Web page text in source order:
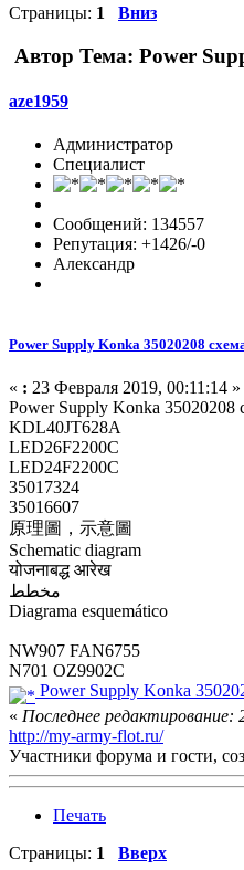
Страницы: 1 Вниз
Автор Тема: Power
aze1959
Администратор
Специалист
Сообщений: 134557
Репутация: +1426/-0
Александр
Power Supply Konka 35020208
« : 23 Февраля 2019, 00:11:14 »
Power Supply Konka 35020208
KDL40JT628A
LED26F2200C
LED24F2200C
35017324
35016607
原理圖，示意圖
Schematic diagram
योजनाबद्ध आरेख
مخطط
Diagrama esquemático
NW907 FAN6755
N701 OZ9902C
Power Supply Konka
« Последнее
http://my-army-flot.ru/
Участники форума и гости,
Печать
Страницы: 1
Вверх